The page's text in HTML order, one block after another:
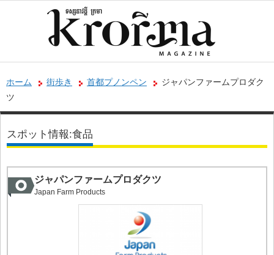
ホーム 街歩き 首都プノンペン
ジャパンファームプロダク
ツ
スポット情報:食品
ジャパンファームプロダクツ
Japan Farm Products